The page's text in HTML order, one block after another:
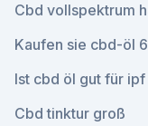
Cbd vollspektrum
Kaufen sie cbd-öl
Ist cbd öl gut für ipf
Cbd tinktur groß